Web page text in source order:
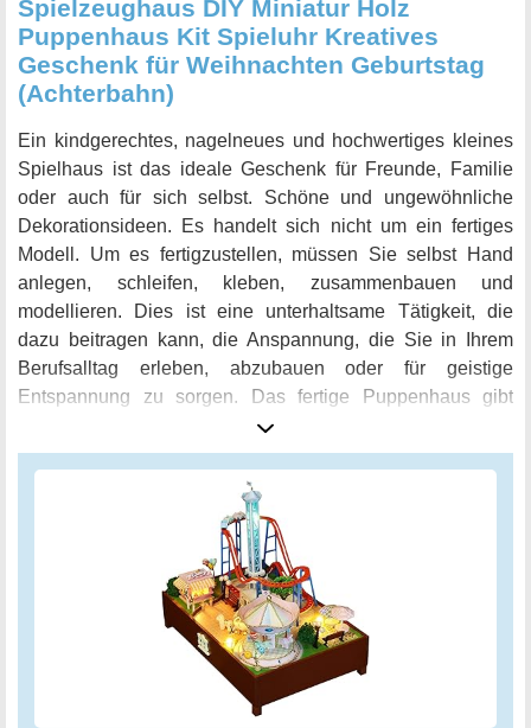
Spielzeughaus DIY Miniatur Holz
Puppenhaus Kit Spieluhr Kreatives
Geschenk für Weihnachten Geburtstag
(Achterbahn)
Ein kindgerechtes, nagelneues und hochwertiges kleines
Spielhaus ist das ideale Geschenk für Freunde, Familie
oder auch für sich selbst. Schöne und ungewöhnliche
Dekorationsideen. Es handelt sich nicht um ein fertiges
Modell. Um es fertigzustellen, müssen Sie selbst Hand
anlegen, schleifen, kleben, zusammenbauen und
modellieren. Dies ist eine unterhaltsame Tätigkeit, die
dazu beitragen kann, die Anspannung, die Sie in Ihrem
Berufsalltag erleben, abzubauen oder für geistige
Entspannung zu sorgen. Das fertige Puppenhaus gibt
Ihnen ein wunderbares Gefühl der Zufriedenheit und des
Erfolgs. Seien Sie versichert, dass alle unsere Waren von
höchstmöglicher Qualität und Materialsicherheit sind. Die
Möbel und andere Holzteile sind genau zugeschnitten, um
zu gewährleisten, dass sie korrekt aufgebaut werden
können. Die LED-Beleuchtung, die Pflanzen, die
Dekorationen und die Möbel haben alle einen hohen Grad
an Realismus und sind auf wirklich intelligente Weise
konstruiert. Im Lieferumfang sind alle Möbel enthalten, die
auf dem Foto zu sehen sind, zusammen mit einer
Staubschutzhülle. Die Abmessungen betragen 20,6 x 19,3